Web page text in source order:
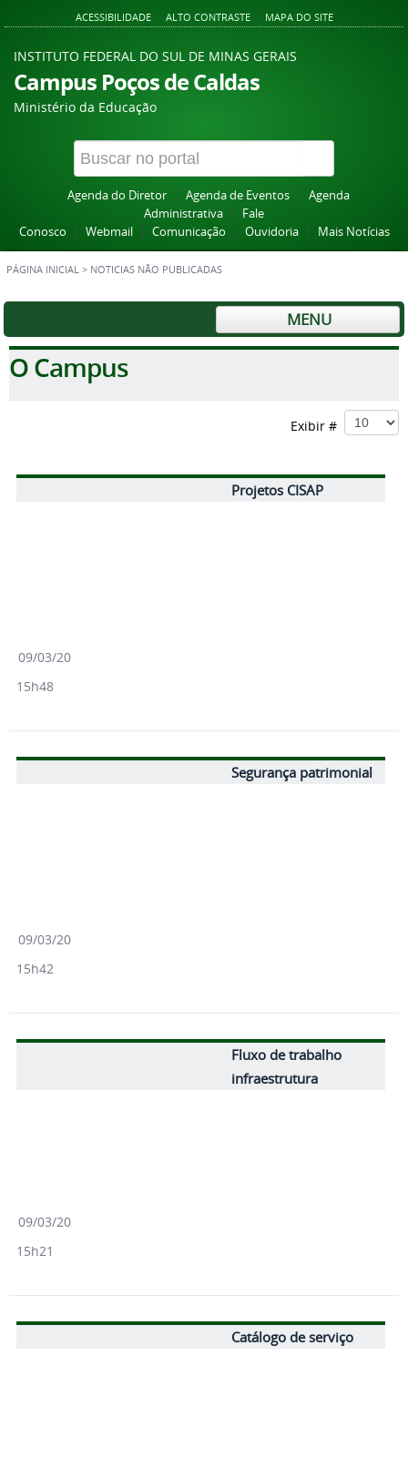
ACESSIBILIDADE ALTO CONTRASTE MAPA DO SITE
INSTITUTO FEDERAL DO SUL DE MINAS GERAIS
Campus Poços de Caldas
Ministério da Educação
Agenda do Diretor Agenda de Eventos
Agenda
Administrativa
Fale
Conosco
Webmail Comunicação Ouvidoria Mais Notícias
PÁGINA INICIAL > NOTICIAS NÃO PUBLICADAS
MENU
O Campus
Exibir #
Projetos CISAP
09/03/20
15h48
Segurança patrimonial
09/03/20
15h42
Fluxo de trabalho
infraestrutura
09/03/20
15h21
Catálogo de serviço